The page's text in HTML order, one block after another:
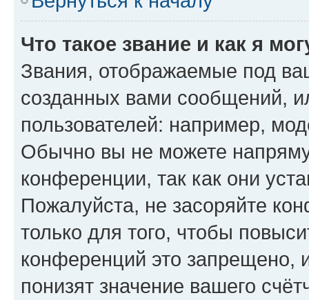
Что такое звание и как я
Звания, отображаемые под
созданных вами сообщений,
пользователей: например,
Обычно вы не можете
конференции, так как они
Пожалуйста, не засоряйте
только для того, чтобы
конференций это запрещено,
понизят значение вашего